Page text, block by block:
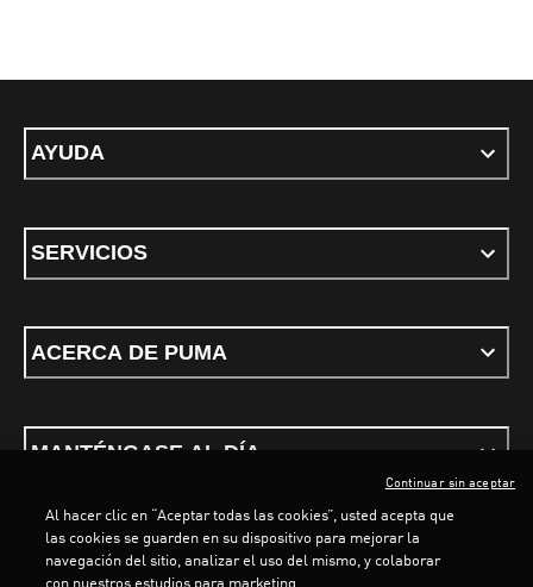
AYUDA
SERVICIOS
ACERCA DE PUMA
MANTÉNGASE AL DÍA
Al hacer clic en “Aceptar todas las cookies”, usted acepta que
las cookies se guarden en su dispositivo para mejorar la
navegación del sitio, analizar el uso del mismo, y colaborar
con nuestros estudios para marketing.
Continuar sin aceptar